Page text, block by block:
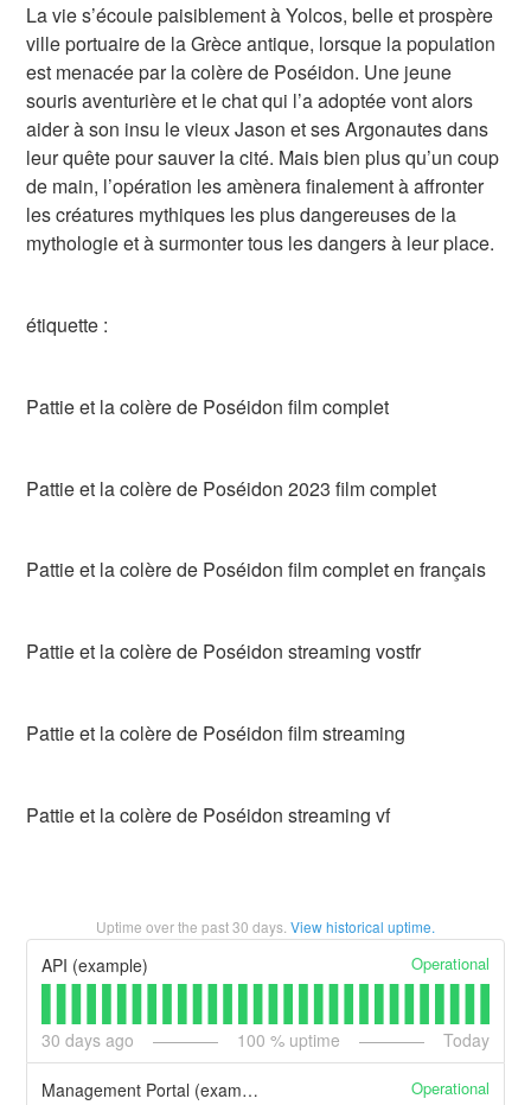
La vie s’écoule paisiblement à Yolcos, belle et prospère
ville portuaire de la Grèce antique, lorsque la population
est menacée par la colère de Poséidon. Une jeune
souris aventurière et le chat qui l’a adoptée vont alors
aider à son insu le vieux Jason et ses Argonautes dans
leur quête pour sauver la cité. Mais bien plus qu’un coup
de main, l’opération les amènera finalement à affronter
les créatures mythiques les plus dangereuses de la
mythologie et à surmonter tous les dangers à leur place.
étiquette :
Pattie et la colère de Poséidon film complet
Pattie et la colère de Poséidon 2023 film complet
Pattie et la colère de Poséidon film complet en français
Pattie et la colère de Poséidon streaming vostfr
Pattie et la colère de Poséidon film streaming
Pattie et la colère de Poséidon streaming vf
Uptime over the past30 days. View historical uptime.
API (example) Operational
30 days ago 100 % uptime Today
Management Portal (example) Operational